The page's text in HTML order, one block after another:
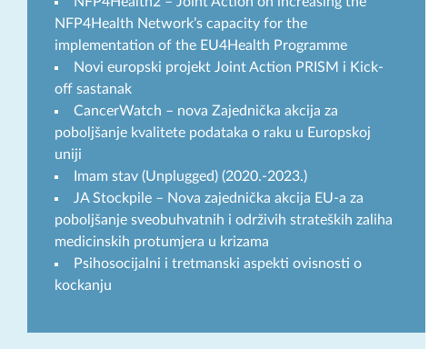
NFP4Health Network’s capacity for the
implementation of the EU4Health Programme
Novi europski projekt Joint Action PRISM i Kick-
off sastanak
CancerWatch – nova Zajednička akcija za
poboljšanje kvalitete podataka o raku u Europskoj
uniji
Imam stav (Unplugged) (2020.-2023.)
JA Stockpile – Nova zajednička akcija EU-a za
poboljšanje sveobuhvatnih i održivih strateških zaliha
medicinskih protumjera u krizama
Psihosocijalni i tretmanski aspekti ovisnosti o
kockanju